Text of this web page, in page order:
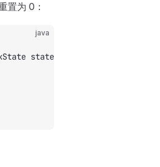
置为 0：
java
state, Player player) {